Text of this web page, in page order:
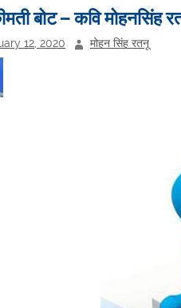
बोट – कवि मोहनसिंह
12, 2020 मोहन सिंह रतनू